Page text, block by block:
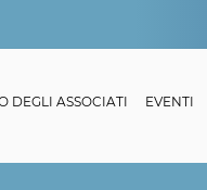
DEGLI ASSOCIATI EVENTI